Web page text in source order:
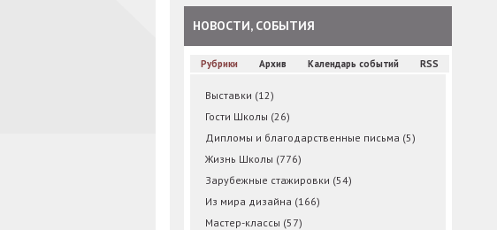
НОВОСТИ, СОБЫТИЯ
Рубрики Архив Календарь событий RSS
Выставки (12)
Гости Школы (26)
Дипломы и благодарственные письма (5)
Жизнь Школы (776)
Зарубежные стажировки (54)
Из мира дизайна (166)
Мастер-классы (57)